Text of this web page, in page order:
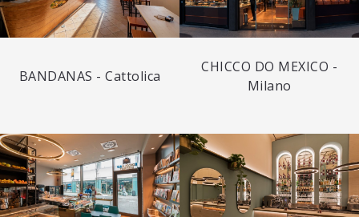
BANDANAS - Cattolica
CHICCO DO MEXICO -
Milano